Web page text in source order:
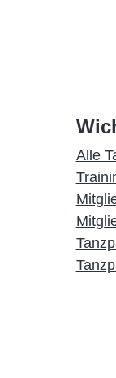
Alle